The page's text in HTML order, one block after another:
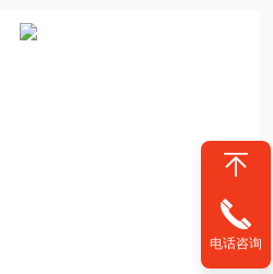
电话咨询